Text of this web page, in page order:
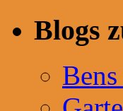
Blogs